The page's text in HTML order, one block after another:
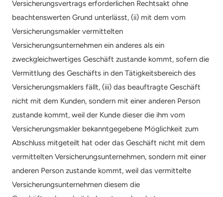
Versicherungsvertrags erforderlichen Rechtsakt ohne
beachtenswerten Grund unterlässt, (ii) mit dem vom
Versicherungsmakler vermittelten
Versicherungsunternehmen ein anderes als ein
zweckgleichwertiges Geschäft zustande kommt, sofern die
Vermittlung des Geschäfts in den Tätigkeitsbereich des
Versicherungsmaklers fällt, (iii) das beauftragte Geschäft
nicht mit dem Kunden, sondern mit einer anderen Person
zustande kommt, weil der Kunde dieser die ihm vom
Versicherungsmakler bekanntgegebene Möglichkeit zum
Abschluss mitgeteilt hat oder das Geschäft nicht mit dem
vermittelten Versicherungsunternehmen, sondern mit einer
anderen Person zustande kommt, weil das vermittelte
Versicherungsunternehmen diesem die